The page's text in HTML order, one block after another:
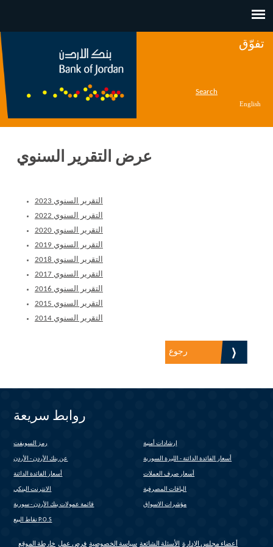
تفوّق
Search
English
عرض التقرير السنوي
التقرير السنوي 2023
التقرير السنوي 2022
التقرير السنوي 2020
التقرير السنوي 2019
التقرير السنوي 2018
التقرير السنوي 2017
التقرير السنوي 2016
التقرير السنوي 2015
التقرير السنوي 2014
رجوع
روابط سريعة
رمز السويفت إرشادات أمنية
عن بنك الأردن - الأردن أسعار الفائدة الدائنة - الليرة السورية
أسعار الفائدة الدائنة أسعار صرف العملات
الانترنت البنكي الباقات المصرفية
قائمة عمولات بنك الأردن - سورية مؤشرات الاسواق
نقاط البيع P.O.S
خارطة الموقع فرص عمل سياسة الخصوصية الأسئلة الشائعة أعضاء مجلس الإدارة